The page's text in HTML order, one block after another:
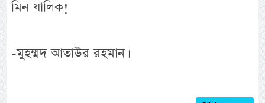
মিন যালিক!
-মুহম্মদ আতাউর রহমান।